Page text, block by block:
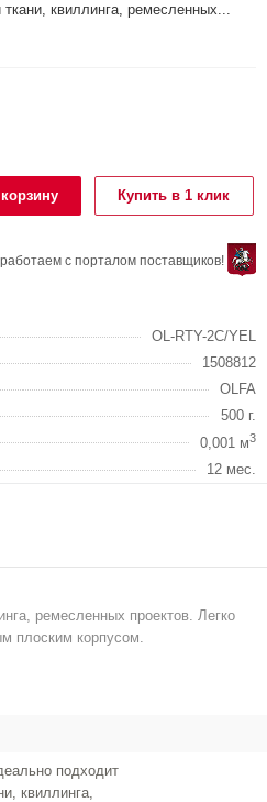
квиллинга, ремесленных...
Купить в 1 клик
с порталом поставщиков!
OL-RTY-2C/YEL
1508812
OLFA
500 г.
0,001 м3
12 мес.
ремесленных проектов. Легко
плоским корпусом.
подходит
квиллинга,